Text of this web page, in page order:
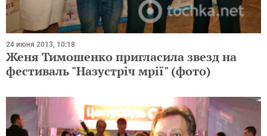
24 июня 2013, 10:18
Женя Тимошенко пригласила звезд на
фестиваль "Назустріч мрії" (фото)